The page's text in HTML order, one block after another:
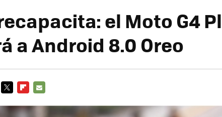
el Moto G4
a Android 8.0 Oreo